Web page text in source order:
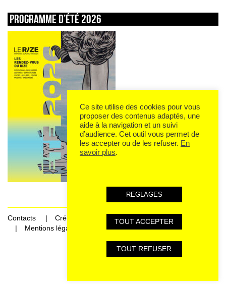
Programme d’été 2026
Contacts
Crédits
Mentions légales et données personnelles
Ce site utilise des cookies pour vous
proposer des contenus adaptés, une
aide à la navigation et un suivi
d’audience. Cet outil vous permet de
les accepter ou de les refuser. En
savoir plus.
REGLAGES
TOUT ACCEPTER
TOUT REFUSER